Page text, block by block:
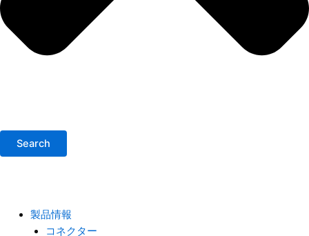
Search
製品情報
コネクター